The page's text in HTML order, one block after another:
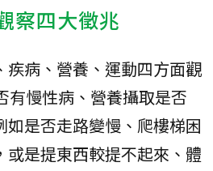
察四大徵兆
疾病、營養、運動四方面觀
有慢性病、營養攝取是否
如是否走路變慢、爬樓梯困
或是提東西較提不起來、體